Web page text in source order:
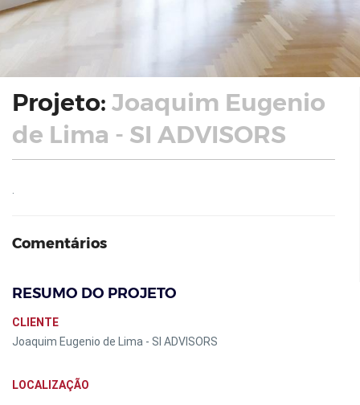
Projeto: Joaquim Eugenio
de Lima - SI ADVISORS
Comentários
RESUMO DO PROJETO
CLIENTE
Joaquim Eugenio de Lima - SI ADVISORS
LOCALIZAÇÃO